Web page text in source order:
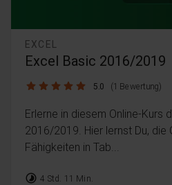
EXCEL
Excel Basic 2016/2019
5.0 / 5 5.0 (1 Bewertung)
Erlerne in diesem Online-Kurs
2016/2019. Hier lernst Du, die
Fähigkeiten in Tab...
timelapse 4 Std. 11 Min.